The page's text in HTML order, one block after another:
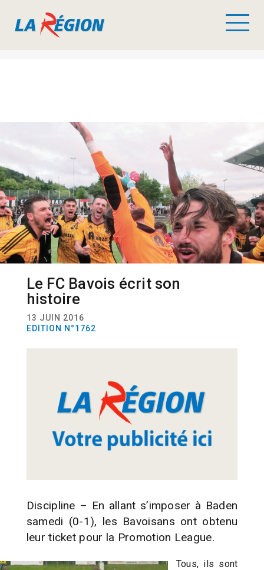
Le FC Bavois écrit son
histoire
13 JUIN 2016
EDITION N°1762
Discipline – En allant s’imposer à Baden
samedi (0-1), les Bavoisans ont obtenu
leur ticket pour la Promotion League.
Tous, ils sont